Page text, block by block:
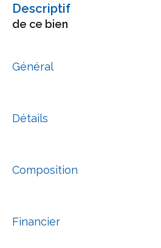
descriptif
de ce bien
Général
Détails
Composition
Financier